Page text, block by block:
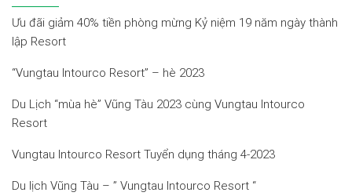
Ưu đãi giảm 40% tiền phòng mừng Kỷ niệm 19 năm ngày thành
lập Resort
“Vungtau Intourco Resort” – hè 2023
Du Lịch “mùa hè” Vũng Tàu 2023 cùng Vungtau Intourco
Resort
Vungtau Intourco Resort Tuyển dụng tháng 4-2023
Du lịch Vũng Tàu – ” Vungtau Intourco Resort “